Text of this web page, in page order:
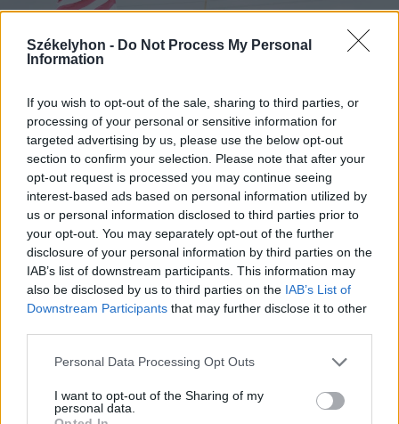
Székelyhon - Do Not Process My Personal
Information
If you wish to opt-out of the sale, sharing to third parties, or
processing of your personal or sensitive information for
targeted advertising by us, please use the below opt-out
section to confirm your selection. Please note that after your
opt-out request is processed you may continue seeing
interest-based ads based on personal information utilized by
us or personal information disclosed to third parties prior to
your opt-out. You may separately opt-out of the further
disclosure of your personal information by third parties on the
IAB’s list of downstream participants. This information may
also be disclosed by us to third parties on the IAB’s List of
Downstream Participants that may further disclose it to other
Personal Data Processing Opt Outs
I want to opt-out of the Sharing of my
personal data.
2026. augusztus 06., csütörtök
Szent István ünneppel indul az idei
Székelyföldi Lovas Ünnep